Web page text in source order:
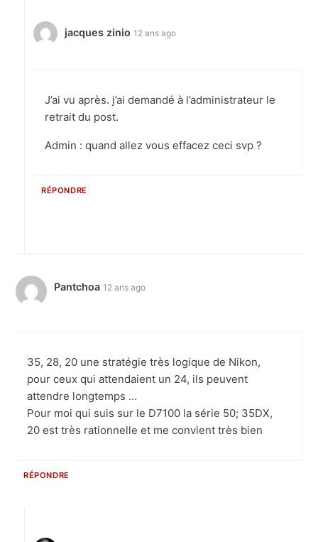
jacques zinio 12 ans ago
J’ai vu après. j’ai demandé à l’administrateur le
retrait du post.
Admin : quand allez vous effacez ceci svp ?
RÉPONDRE
Pantchoa 12 ans ago
35, 28, 20 une stratégie très logique de Nikon,
pour ceux qui attendaient un 24, ils peuvent
attendre longtemps …
Pour moi qui suis sur le D7100 la série 50; 35DX,
20 est très rationnelle et me convient très bien
RÉPONDRE